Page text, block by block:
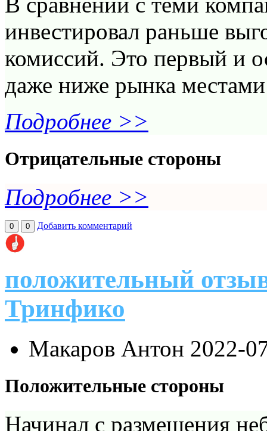
инвестировал раньше
комиссий. Это первый и
даже ниже рынка местами
Подробнее >>
Отрицательные стороны
Подробнее >>
0 0 Добавить комментарий
положительный
Тринфико
Макаров Антон 2022-
Положительные стороны
Начинал с размещения